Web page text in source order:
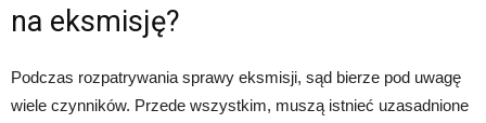
na eksmisję?
Podczas rozpatrywania sprawy eksmisji, sąd bierze pod uwagę
wiele czynników. Przede wszystkim, muszą istnieć uzasadnione